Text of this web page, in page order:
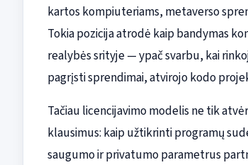
kartos kompiuteriams, metaverso
Tokia pozicija atrodė kaip bandymas
realybės srityje — ypač svarbu, kai
pagrįsti sprendimai, atvirojo kodo
Tačiau licencijavimo modelis ne tik
klausimus: kaip užtikrinti programų
saugumo ir privatumo parametrus